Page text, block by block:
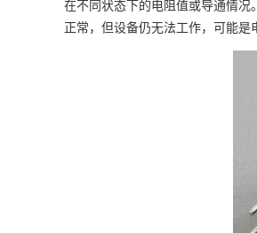
在不同状态下的电阻值或导通情
正常，但设备仍无法工作，可能是